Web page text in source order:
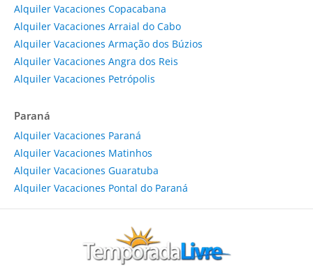
Alquiler Vacaciones Copacabana
Alquiler Vacaciones Arraial do Cabo
Alquiler Vacaciones Armação dos Búzios
Alquiler Vacaciones Angra dos Reis
Alquiler Vacaciones Petrópolis
Paraná
Alquiler Vacaciones Paraná
Alquiler Vacaciones Matinhos
Alquiler Vacaciones Guaratuba
Alquiler Vacaciones Pontal do Paraná